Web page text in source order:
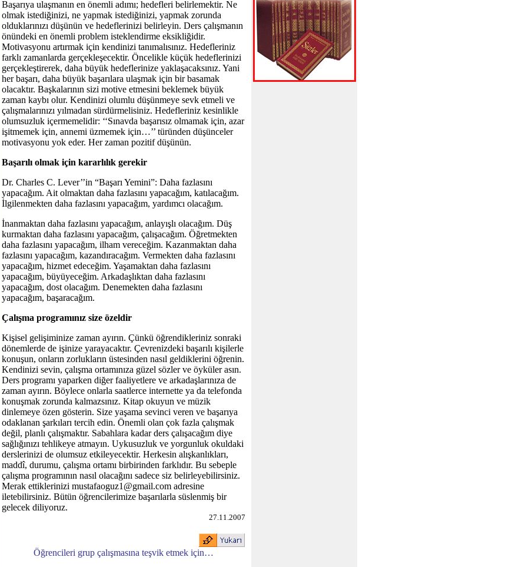
Başarıya ulaşmanın en önemli adımı; hedefleri belirlemektir. Ne
olmak istediğinizi, ne yapmak istediğinizi, yapmak zorunda
olduklarınızı düşünün ve hedeflerinizi belirleyin. Ders çalışmanın
önündeki en önemli problem isteklendirme eksikliğidir.
Motivasyonu artırmak için kendinizi tanımalısınız. Hedefleriniz
farklı zamanlarda gerçekleşecektir. Öncelikle küçük hedeflerinizi
gerçekleştirerek, daha büyük hedeflerinize yaklaşacaksınız. Yani
her başarı, daha büyük başarılara ulaşmak için bir basamak
olacaktır. Başkalarının sizi motive etmesini beklemek büyük
zaman kaybı olur. Kendinizi olumlu düşünmeye sevk etmeli ve
çalışmalarınızı yılmadan sürdürmelisiniz. Hedefleriniz kesinlikle
olumsuzluk içermemelidir: ‘‘Sınavda başarısız olmamak için, azar
işitmemek için, annemi üzmemek için…’’ türünden düşünceler
motivasyonu yok eder. Her zaman pozitif düşünün.
Başarılı olmak için kararlılık gerekir
Dr. Charles C. Lever’’in “Başarı Yemini”: Daha fazlasını
yapacağım. Ait olmaktan daha fazlasını yapacağım, katılacağım.
İlgilenmekten daha fazlasını yapacağım, yardımcı olacağım.
İnanmaktan daha fazlasını yapacağım, anlayışlı olacağım. Düş
kurmaktan daha fazlasını yapacağım, çalışacağım. Öğretmekten
daha fazlasını yapacağım, ilham vereceğim. Kazanmaktan daha
fazlasını yapacağım, kazandıracağım. Vermekten daha fazlasını
yapacağım, hizmet edeceğim. Yaşamaktan daha fazlasını
yapacağım, büyüyeceğim. Arkadaşlıktan daha fazlasını
yapacağım, dost olacağım. Denemekten daha fazlasını
yapacağım, başaracağım.
Çalışma programınız size özeldir
Kişisel gelişiminize zaman ayırın. Çünkü öğrendikleriniz sonraki
dönemlerde de işinize yarayacaktır. Çevrenizdeki başarılı kişilerle
konuşun, onların zorlukların üstesinden nasıl geldiklerini öğrenin.
Kendinizi sevin, çalışma ortamınıza güzel sözler ve öyküler asın.
Ders programı yaparken diğer faaliyetlere ve arkadaşlarınıza de
zaman ayırın. Böylece onlarla saatlerce internette ya da telefonda
konuşmak zorunda kalmazsınız. Kitap okuyun ve müzik
dinlemeye özen gösterin. Size yaşama sevinci veren ve başarıya
odaklanan şarkıları tercih edin. Önemli olan çok fazla çalışmak
değil, planlı çalışmaktır. Sabahlara kadar ders çalışacağım diye
sağlığınızı tehlikeye atmayın. Uykusuzluk ve yorgunluk okuldaki
derslerinizi de olumsuz etkileyecektir. Herkesin alışkanlıkları,
maddî, durumu, çalışma ortamı birbirinden farklıdır. Bu sebeple
çalışma programının nasıl olacağını sadece siz belirleyebilirsiniz.
Merak ettiklerinizi mustafaoguz1@gmail.com adresine
iletebilirsiniz. Bütün öğrencilerimize başarılarla süslenmiş bir
gelecek diliyoruz.
27.11.2007
Öğrencileri grup çalışmasına teşvik etmek için…